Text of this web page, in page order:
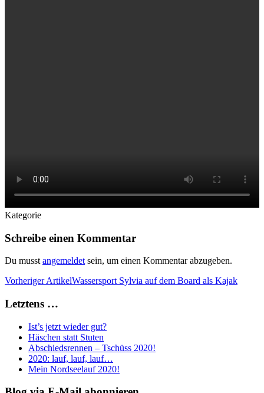
Kategorie
Schreibe einen Kommentar
Du musst angemeldet sein, um einen Kommentar abzugeben.
Vorheriger ArtikelWassersport Sylvia auf dem Board als Kajak
Letztens …
Ist’s jetzt wieder gut?
Häschen statt Stuten
Abschiedsrennen – Tschüss 2020!
2020: lauf, lauf, lauf…
Mein Nordseelauf 2020!